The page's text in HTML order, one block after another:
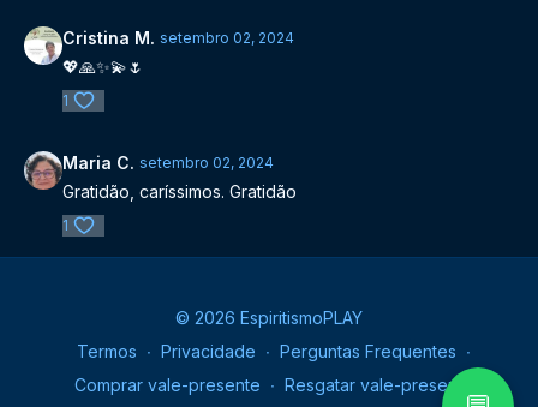
Cristina M. setembro 02, 2024
💖🙏✨️💫🌷
1
Maria C. setembro 02, 2024
Gratidão, caríssimos. Gratidão
1
© 2026 EspiritismoPLAY
Termos ∙ Privacidade ∙ Perguntas Frequentes ∙
Comprar vale-presente ∙ Resgatar vale-presente